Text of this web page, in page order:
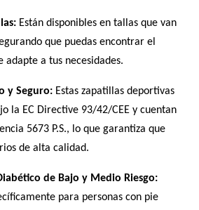
Están disponibles en tallas que van
que puedas encontrar el
adapte a tus necesidades.
y Seguro: Estas zapatillas deportivas
la EC Directive 93/42/CEE y cuentan
5673 P.S., lo que garantiza que
de alta calidad.
de Bajo y Medio Riesgo:
para personas con pie